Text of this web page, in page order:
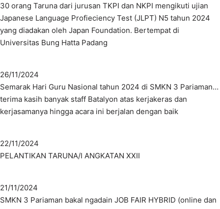
30 orang Taruna dari jurusan TKPI dan NKPI mengikuti ujian
Japanese Language Profieciency Test (JLPT) N5 tahun 2024
yang diadakan oleh Japan Foundation. Bertempat di
Universitas Bung Hatta Padang
26/11/2024
Semarak Hari Guru Nasional tahun 2024 di SMKN 3 Pariaman…
terima kasih banyak staff Batalyon atas kerjakeras dan
kerjasamanya hingga acara ini berjalan dengan baik
22/11/2024
PELANTIKAN TARUNA/I ANGKATAN XXII
21/11/2024
SMKN 3 Pariaman bakal ngadain JOB FAIR HYBRID (online dan